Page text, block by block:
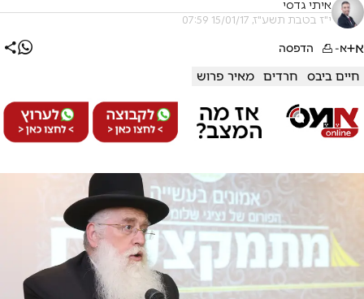
איתי גדסי
י"ז בטבת תשע"ז, 15/01/17 07:59
א+א- הדפסה
חיים ביבס חרדים מאיר פרוש